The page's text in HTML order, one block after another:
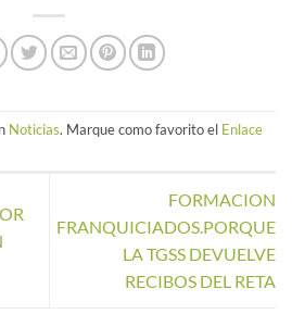
Noticias. Marque como favorito el Enlace
FORMACION
FRANQUICIADOS.PORQUE
LA TGSS DEVUELVE
RECIBOS DEL RETA